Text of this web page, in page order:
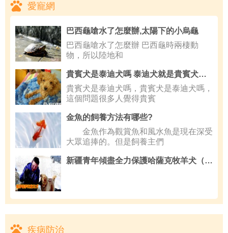
愛寵網
巴西龜嗆水了怎麼辦,太陽下的小烏龜
巴西龜嗆水了怎麼辦 巴西龜時兩棲動
物，所以陸地和
貴賓犬是泰迪犬嗎 泰迪犬就是貴賓犬的一種
貴賓犬是泰迪犬嗎，貴賓犬是泰迪犬嗎，
這個問題很多人覺得貴賓
金魚的飼養方法有哪些?
金魚作為觀賞魚和風水魚是現在深受
大眾追捧的。但是飼養主們
新疆青年傾盡全力保護哈薩克牧羊犬（分享）
疾病防治